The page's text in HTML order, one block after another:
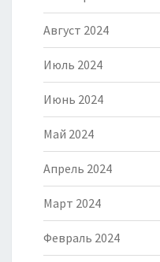
Август 2024
Июль 2024
Июнь 2024
Май 2024
Апрель 2024
Март 2024
Февраль 2024